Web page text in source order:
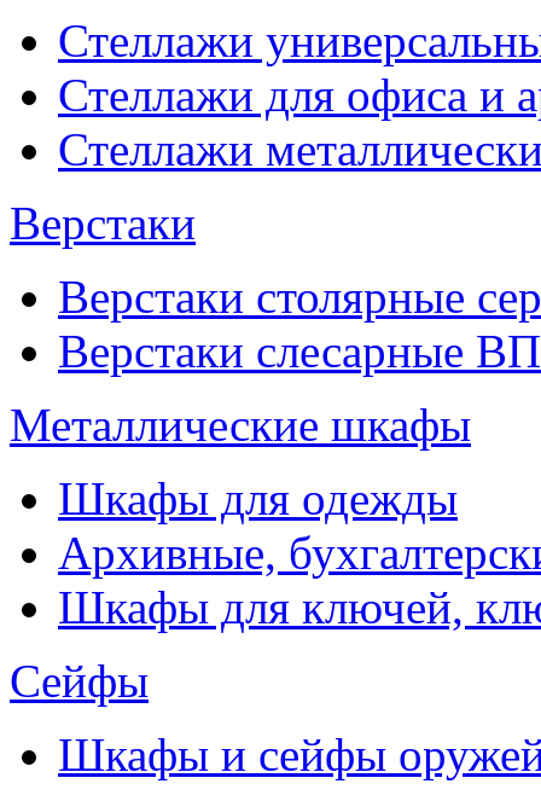
Стеллажи
Стеллажи для офиса и
Стеллажи
Верстаки
Верстаки столярные
Верстаки слесарные ВП
Металлические шкафы
Шкафы для одежды
Архивные,
Шкафы для ключей,
Сейфы
Шкафы и сейфы